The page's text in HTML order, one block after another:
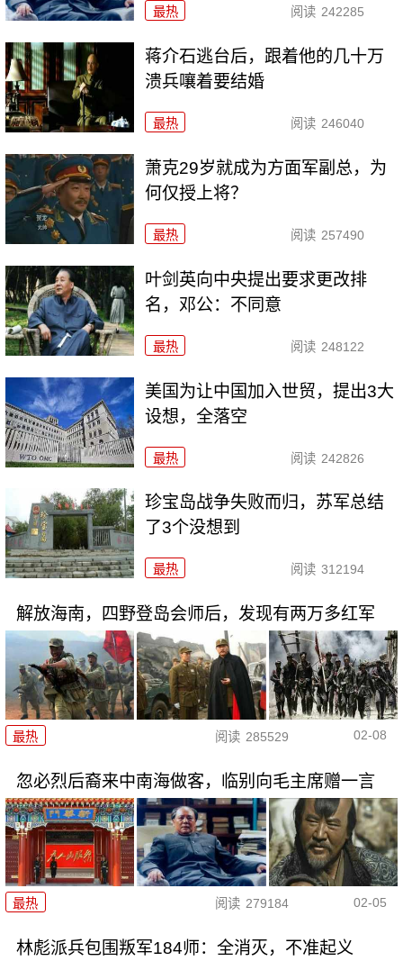
最热 阅读 242285
蒋介石逃台后，跟着他的几十万
溃兵嚷着要结婚
最热 阅读 246040
萧克29岁就成为方面军副总，为
何仅授上将？
最热 阅读 257490
叶剑英向中央提出要求更改排
名，邓公：不同意
最热 阅读 248122
美国为让中国加入世贸，提出3大
设想，全落空
最热 阅读 242826
珍宝岛战争失败而归，苏军总结
了3个没想到
最热 阅读 312194
解放海南，四野登岛会师后，发现有两万多红军
最热 阅读 285529 02-08
忽必烈后裔来中南海做客，临别向毛主席赠一言
最热 阅读 279184 02-05
林彪派兵包围叛军184师：全消灭，不准起义